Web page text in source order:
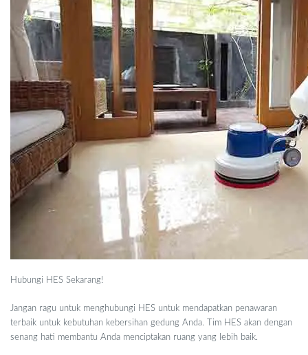
Hubungi HES Sekarang!
Jangan ragu untuk menghubungi HES untuk mendapatkan penawaran
terbaik untuk kebutuhan kebersihan gedung Anda. Tim HES akan dengan
senang hati membantu Anda menciptakan ruang yang lebih baik.